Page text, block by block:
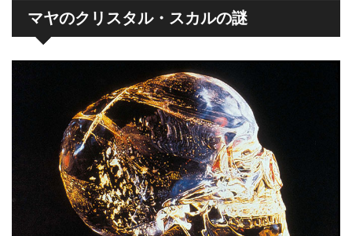
マヤのクリスタル・スカルの謎